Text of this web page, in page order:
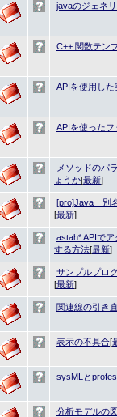
javaのジェネ
C++ 関数テン
APIを使用し
APIを使った
メソッドのパ
ょうか[最新]
[pro]Java 別
[最新]
astah* APIで
する方法[最新]
サンプルプロ
[最新]
関連線の引き
表示の不具合[
sysMLと
分析モデルの